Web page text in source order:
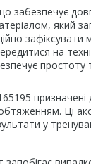
забезпечує
який
на
простоту
Ці
у